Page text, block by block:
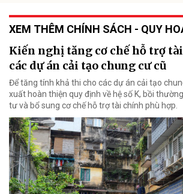
XEM THÊM CHÍNH SÁCH - QUY
Kiến nghị tăng cơ chế hỗ trợ
các dự án cải tạo chung cư cũ
Để tăng tính khả thi cho các dự án cải tạo
xuất hoàn thiện quy định về hệ số K, bồi
tư và bổ sung cơ chế hỗ trợ tài chính phù hợp.